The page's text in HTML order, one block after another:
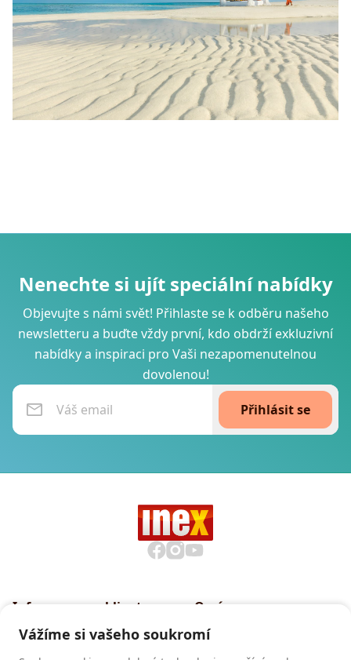
Nenechte si ujít speciální nabídky
Objevujte s námi svět! Přihlaste se k odběru našeho
newsletteru a buďte vždy první, kdo obdrží exkluzivní
nabídky a inspiraci pro Vaši nezapomenutelnou
dovolenou!
Přihlásit se
Informace pro klienty
podmínky CK INEX
Pojištění CK INEX
O nás
Vážíme si vašeho soukromí